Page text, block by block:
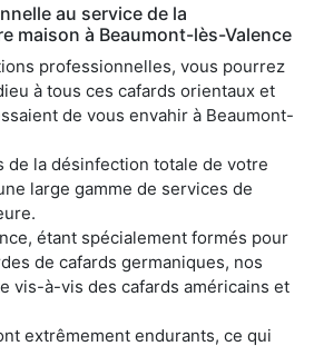
au service de la
maison à Beaumont-lès-Valence
professionnelles, vous pourrez
à tous ces cafards orientaux et
de vous envahir à Beaumont-
de la désinfection totale de votre
large gamme de services de
étant spécialement formés pour
de cafards germaniques, nos
vis-à-vis des cafards américains et
extrêmement endurants, ce qui